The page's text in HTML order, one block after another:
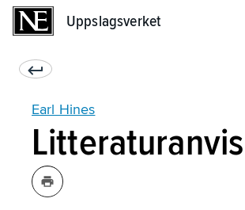
Uppslagsverket
Earl Hines